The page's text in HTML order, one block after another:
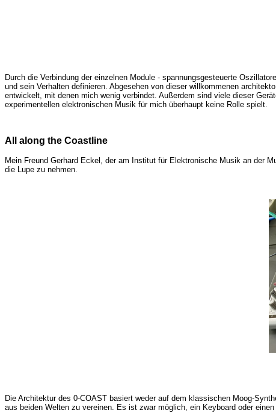
Durch die Verbindung der einzelnen Module - spannungsgesteuerte
und sein Verhalten definieren. Abgesehen von dieser willkommenen
entwickelt, mit denen mich wenig verbindet. Außerdem sind viele dieser
experimentellen elektronischen Musik für mich überhaupt keine Rolle spielt.
All along the Coastline
Mein Freund Gerhard Eckel, der am Institut für Elektronische Musik an der
die Lupe zu nehmen.
Die Architektur des 0-COAST basiert weder auf dem klassischen Moog-
aus beiden Welten zu vereinen. Es ist zwar möglich, ein Keyboard oder